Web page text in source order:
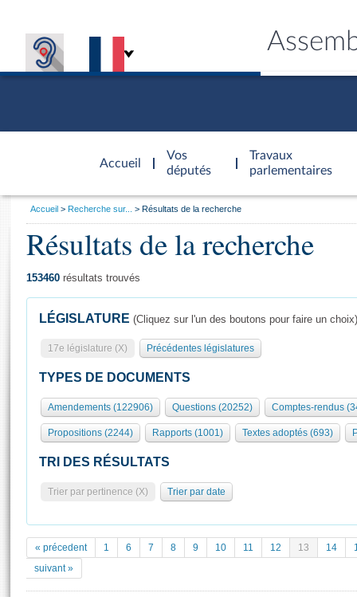
Accueil
d'accueil
Vos
députés
Travaux
parlementaires
Présidence
577 députés
Groupes politiques
Séance publique
Commissions et autres organes
Europe et International
Pétitions
Documents parlementaires
Projets de loi
Général
Rôle et pouvoirs de l'Assemblée
Organisation de l'Assemblée
Présidence Conférence des Présidents Bureau Collège des
Statistiques et chiffres clés
Documents de référence
( Constitution | Règlement de l'Assemblée ... )
Visiter l'Assemblée
Visite virtuelle du palais Bourbon
Assister à une séance
La Bibliothèque
Les archives
Vous
Accueil Recherche sur... Résultats de la recherche
Résultats de la recherche
153460 résultats trouvés
LÉGISLATURE (Cliquez sur l'un des boutons pour faire un choix)
17e législature (X) Précédentes législatures
TYPES DE DOCUMENTS
Amendements (122906) Questions (20252) Comptes-rendus
Propositions (2244) Rapports (1001) Textes adoptés (693)
TRI DES RÉSULTATS
Trier par pertinence (X) Trier par date
« précedent 1 6 7 8 9 10 11 12 13 14
suivant »